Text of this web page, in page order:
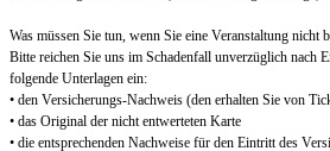
Was müssen Sie tun, wenn Sie eine Veranstaltung nicht
Bitte reichen Sie uns im Schadenfall unverzüglich nach
folgende Unterlagen ein:
• den Versicherungs-Nachweis (den erhalten Sie von
• das Original der nicht entwerteten Karte
• die entsprechenden Nachweise für den Eintritt des